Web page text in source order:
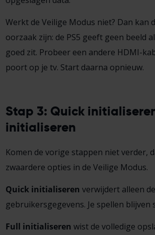
Werkt de Veilige Modus niet? Dan kan
oorzaak zijn: de PS5 geeft geen beeld
goed zit. Probeer een andere HDMI-
poort op je tv. Start daarna opnieuw.
Stap 3: Quick
initialiseren
Komen de vorige stappen niet verder,
zwaardere opties in de Veilige Modus.
Quick initialiseren verwijdert alleen de
gebruikersgegevens. Je spellen blijven
Full initialiseren wist de volledige